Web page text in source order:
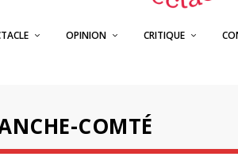
OPINION CRITIQUE
COMTÉ